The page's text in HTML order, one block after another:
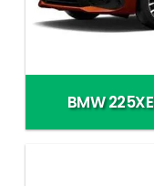
BMW